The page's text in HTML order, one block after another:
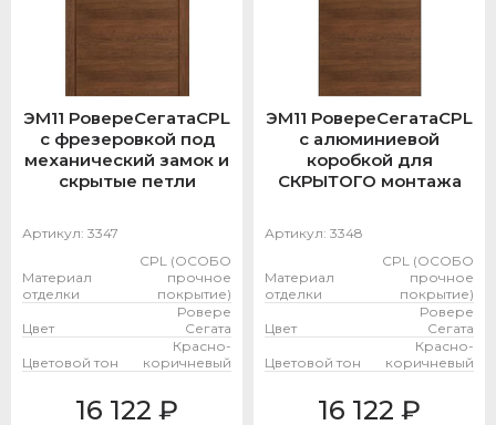
ЭМ11 РовереСегатаCPL
с фрезеровкой под
механический замок и
скрытые петли
Артикул: 3347
Материал
отделки
CPL (ОСОБО
прочное
покрытие)
Цвет
Ровере
Сегата
Цветовой тон
Красно-
коричневый
16 122 ₽
ЭМ11 РовереСегатаCPL
с алюминиевой
коробкой для
СКРЫТОГО монтажа
Артикул: 3348
Материал
отделки
CPL (ОСОБО
прочное
покрытие)
Цвет
Ровере
Сегата
Цветовой тон
Красно-
коричневый
16 122 ₽